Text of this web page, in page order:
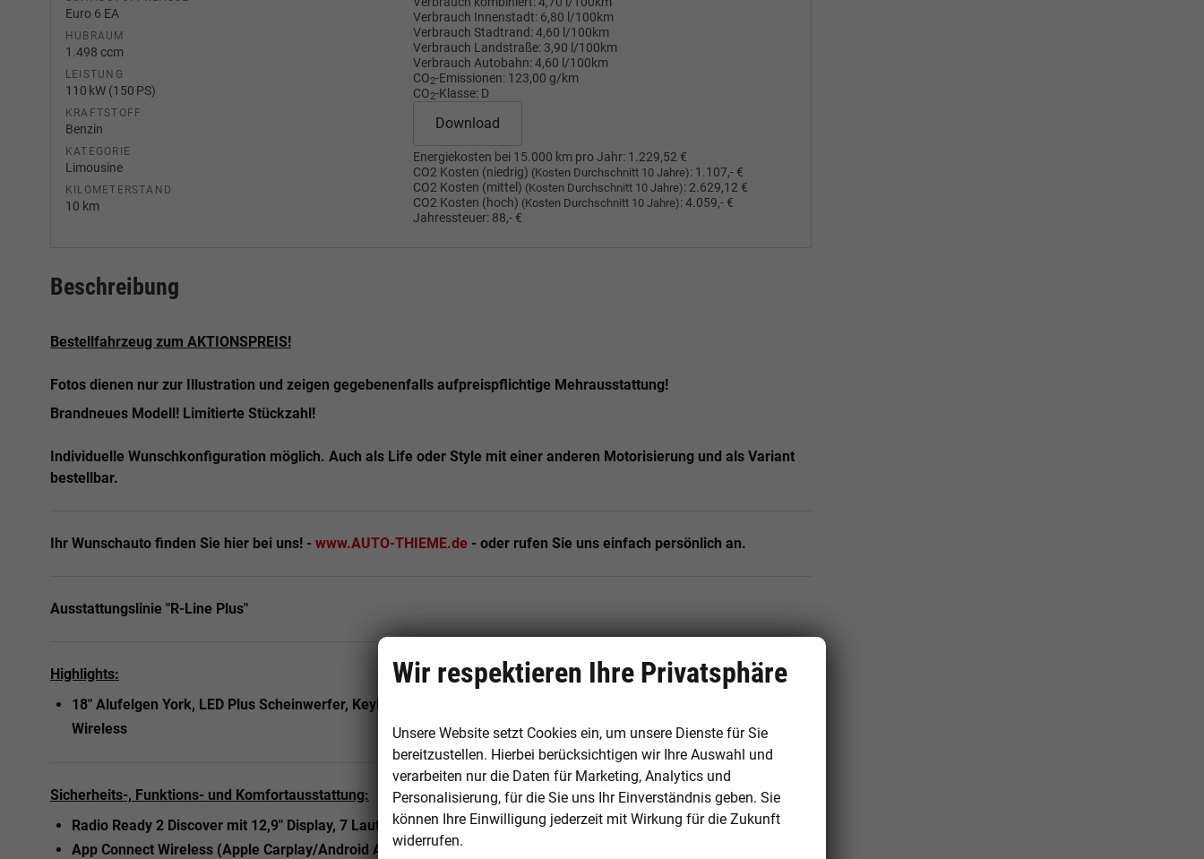
Euro 6 EA
HUBRAUM
1.498 ccm
LEISTUNG
110 kW (150 PS)
KRAFTSTOFF
Benzin
KATEGORIE
Limousine
KILOMETERSTAND
10 km
Verbrauch Innenstadt: 6,80 l/100km
Verbrauch Stadtrand:4,60 l/100km
Verbrauch Landstraße: 3,90 l/100km
Verbrauch Autobahn:4,60 l/100km
CO2-Emissionen: 123,00 g/km
CO2-Klasse: D
Download
Energiekosten bei 15.000 km pro Jahr: 1.229,52 €
CO2 Kosten (niedrig) (Kosten Durchschnitt 10 Jahre): 1.107,- €
CO2 Kosten (mittel) (Kosten Durchschnitt 10 Jahre): 2.629,12 €
CO2 Kosten (hoch) (Kosten Durchschnitt 10 Jahre):4.059,- €
Jahressteuer: 88,- €
Beschreibung
Bestellfahrzeug zum AKTIONSPREIS!
Fotos dienen nur zur Illustration und zeigen gegebenenfalls aufpreispflichtige Mehrausstattung!
Brandneues Modell! Limitierte Stückzahl!
Individuelle Wunschkonfiguration möglich. Auch als Life oder Style mit einer anderen Motorisierung und als Variant
bestellbar.
Ihr Wunschauto finden Sie hier bei uns! - www.AUTO-THIEME.de - oder rufen Sie uns einfach persönlich an.
Ausstattungslinie "R-Line Plus"
Highlights:
18" Alufelgen York, LED Plus Scheinwerfer, Keyless Access, ACC, Rückfahrkamera, Park Assist Pro, App Connect
Wireless
Sicherheits-, Funktions- und Komfortausstattung:
Radio Ready 2 Discover mit 12,9" Display, 7 Lautsprecher, Bluetooth-Schnittstelle, DAB+, 2x USB-C vorn
App Connect Wireless (Apple Carplay/Android Auto)
Wir respektieren Ihre Privatsphäre
Unsere Website setzt Cookies ein, um unsere Dienste für Sie
bereitzustellen. Hierbei berücksichtigen wir Ihre Auswahl und
verarbeiten nur die Daten für Marketing, Analytics und
Personalisierung, für die Sie uns Ihr Einverständnis geben. Sie
können Ihre Einwilligung jederzeit mit Wirkung für die Zukunft
widerrufen.